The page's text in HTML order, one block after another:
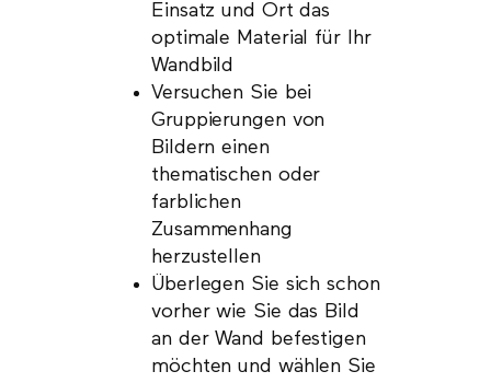
Einsatz und Ort das
optimale Material für Ihr
Wandbild
Versuchen Sie bei
Gruppierungen von
Bildern einen
thematischen oder
farblichen
Zusammenhang
herzustellen
Überlegen Sie sich schon
vorher wie Sie das Bild
an der Wand befestigen
möchten und wählen Sie